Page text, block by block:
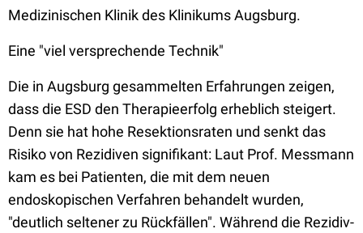
Medizinischen Klinik des Klinikums Augsburg.
Eine "viel versprechende Technik"
Die in Augsburg gesammelten Erfahrungen zeigen,
dass die ESD den Therapieerfolg erheblich steigert.
Denn sie hat hohe Resektionsraten und senkt das
Risiko von Rezidiven signifikant: Laut Prof. Messmann
kam es bei Patienten, die mit dem neuen
endoskopischen Verfahren behandelt wurden,
"deutlich seltener zu Rückfällen". Während die Rezidiv-